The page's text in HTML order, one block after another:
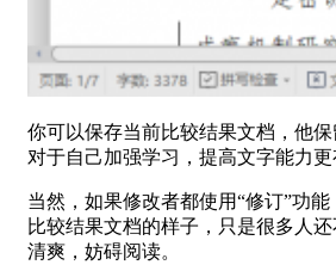
你可以保存当前比较结果文档，他保
对于自己加强学习，提高文字能力更
当然，如果修改者都使用“修订”功
比较结果文档的样子，只是很多人
清爽，妨碍阅读。